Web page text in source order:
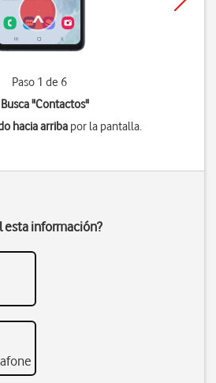
Paso 1 de 6
"Contactos"
hacia arriba por la pantalla.
esta información?